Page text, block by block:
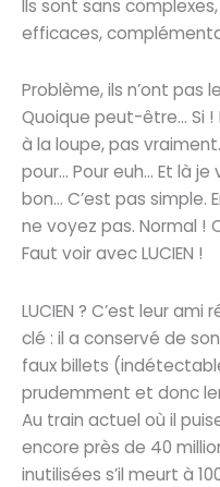
Ils sont sans
efficaces,
Problème, ils n’ont pas
Quoique peut-être… Si !
à la loupe, pas
pour… Pour euh… Et là
bon… C’est pas simple.
ne voyez pas. Normal !
Faut voir avec LUCIEN !
LUCIEN ? C’est leur
clé : il a conservé de
faux billets
prudemment et donc
Au train actuel où il
encore près de 40
inutilisées s’il meurt à